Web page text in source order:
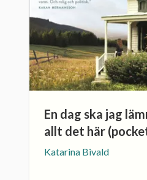
En dag ska jag
allt det här
Katarina Bivald